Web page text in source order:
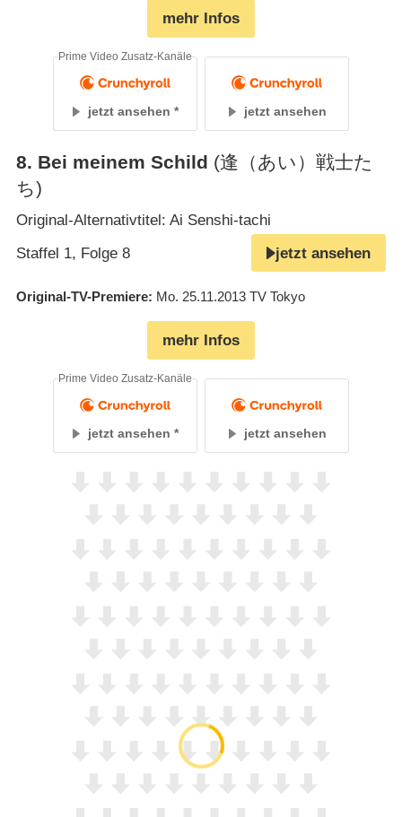
mehr Infos
jetzt ansehen
Prime Video Zusatz-Kanäle
jetzt ansehen
8. Bei meinem Schild (逢（あい）戦士た
ち)
Original-Alternativtitel: Ai Senshi-tachi
Staffel 1, Folge 8
jetzt ansehen
Original-TV-Premiere Mo. 25.11.2013 TV Tokyo
mehr Infos
jetzt ansehen
Prime Video Zusatz-Kanäle
jetzt ansehen